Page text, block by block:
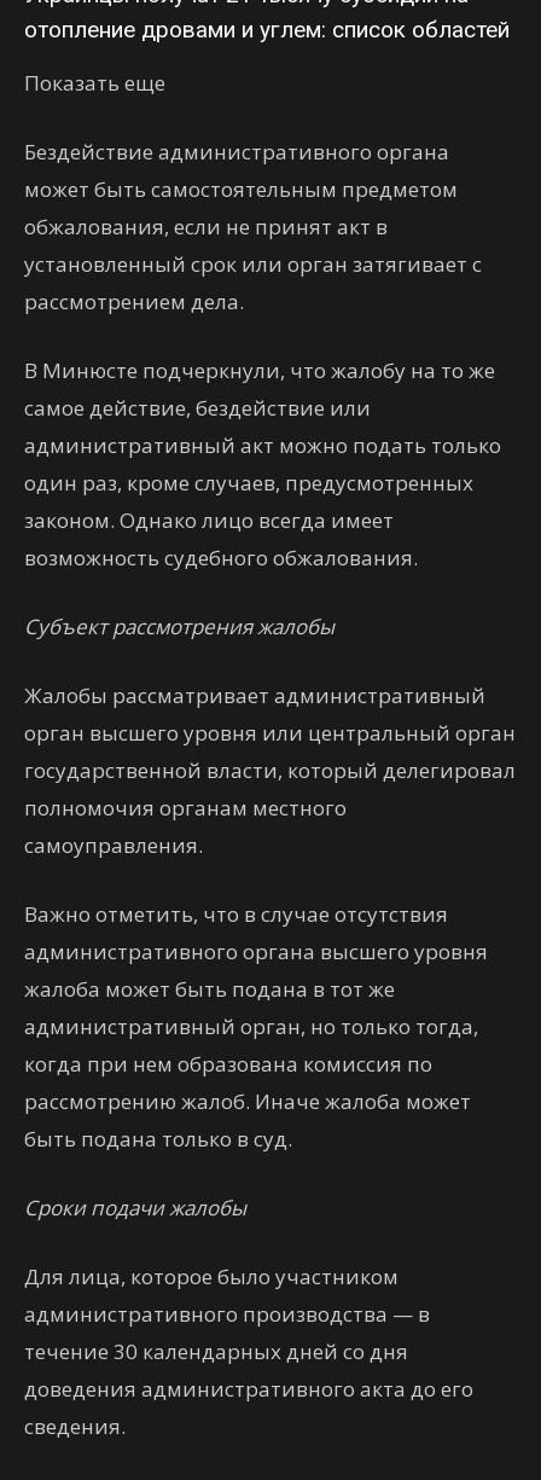
отопление дровами и углем: список областей
Показать еще
Бездействие административного органа
может быть самостоятельным предметом
обжалования, если не принят акт в
установленный срок или орган затягивает с
рассмотрением дела.
В Минюсте подчеркнули, что жалобу на то же
самое действие, бездействие или
административный акт можно подать только
один раз, кроме случаев, предусмотренных
законом. Однако лицо всегда имеет
возможность судебного обжалования.
Субъект рассмотрения жалобы
Жалобы рассматривает административный
орган высшего уровня или центральный орган
государственной власти, который делегировал
полномочия органам местного
самоуправления.
Важно отметить, что в случае отсутствия
административного органа высшего уровня
жалоба может быть подана в тот же
административный орган, но только тогда,
когда при нем образована комиссия по
рассмотрению жалоб. Иначе жалоба может
быть подана только в суд.
Сроки подачи жалобы
Для лица, которое было участником
административного производства — в
течение 30 календарных дней со дня
доведения административного акта до его
сведения.